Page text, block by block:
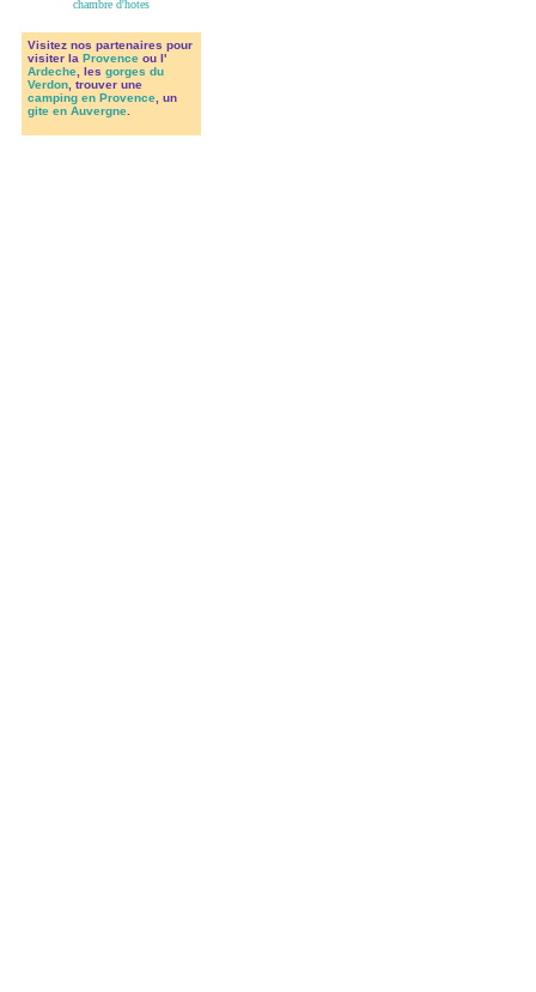
chambre d'hotes
Visitez nos partenaires pour
visiter la Provenceou l'
Ardeche, les gorges du
Verdon, trouver une
camping en Provence, un
gite en Auvergne.